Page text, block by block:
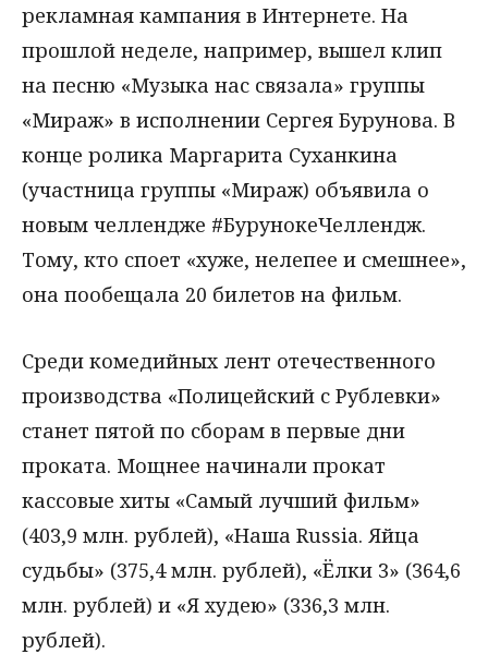
рекламная кампания в Интернете. На
прошлой неделе, например, вышел клип
на песню «Музыка нас связала» группы
«Мираж» в исполнении Сергея Бурунова. В
конце ролика Маргарита Суханкина
(участница группы «Мираж) объявила о
новым челлендже #БурунокеЧеллендж.
Тому, кто споет «хуже, нелепее и смешнее»,
она пообещала 20 билетов на фильм.
Среди комедийных лент отечественного
производства «Полицейский с Рублевки»
станет пятой по сборам в первые дни
проката. Мощнее начинали прокат
кассовые хиты «Самый лучший фильм»
(403,9 млн. рублей), «Наша Russia. Яйца
судьбы» (375,4 млн. рублей), «Ёлки 3» (364,6
млн. рублей) и «Я худею» (336,3 млн.
рублей).